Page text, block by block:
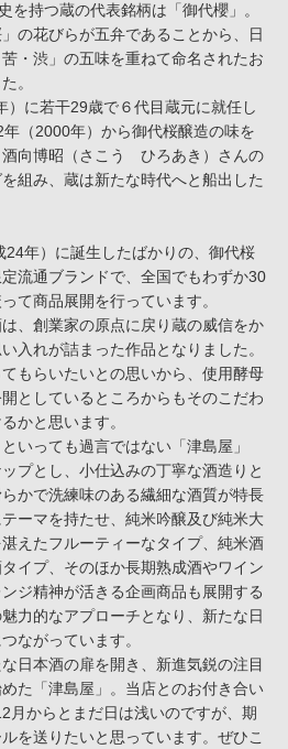
を持つ蔵の代表銘柄は「御代櫻」。
の花びらが五弁であることから、日
・渋」の五味を重ねて命名されたお
。
）に若干29歳で６代目蔵元に就任し
（2000年）から御代桜醸造の味を
向博昭（さこう ひろあき）さんの
組み、蔵は新たな時代へと船出した
24年）に誕生したばかりの、御代桜
流通ブランドで、全国でもわずか30
て商品展開を行っています。
、創業家の原点に戻り蔵の威信をか
入れが詰まった作品となりました。
もらいたいとの思いから、使用酵母
としているところからもそのこだわ
かと思います。
いっても過言ではない「津島屋」
プとし、小仕込みの丁寧な酒造りと
かで洗練味のある繊細な酒質が特長
ーマを持たせ、純米吟醸及び純米大
えたフルーティーなタイプ、純米酒
イプ、そのほか長期熟成酒やワイン
ジ精神が活きる企画商品も展開する
力的なアプローチとなり、新たな日
ながっています。
日本酒の扉を開き、新進気鋭の注目
た「津島屋」。当店とのお付き合い
月からとまだ日は浅いのですが、期
を送りたいと思っています。ぜひこ